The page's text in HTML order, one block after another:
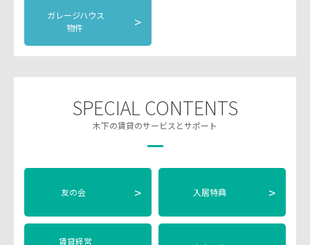
ガレージハウス
物件
>
SPECIAL CONTENTS
木下の賃貸のサービスとサポート
友の会 > 入居特典 >
賃貸経営